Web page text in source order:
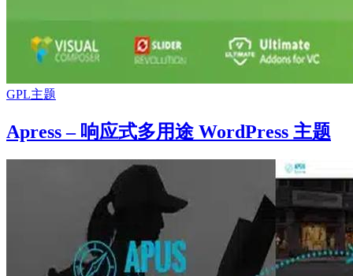
GPL主题
Apress – 响应式多用途 WordPress 主题